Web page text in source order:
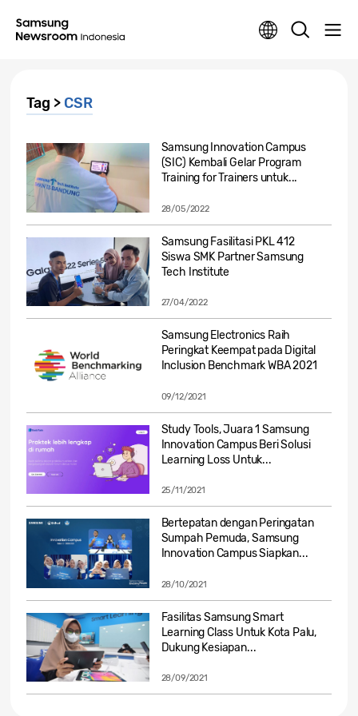
Tag > CSR
Samsung Innovation Campus
(SIC) Kembali Gelar Program
Training for Trainers untuk...
28/05/2022
Samsung Fasilitasi PKL 412
Siswa SMK Partner Samsung
Tech Institute
27/04/2022
Samsung Electronics Raih
Peringkat Keempat pada Digital
Inclusion Benchmark WBA 2021
09/12/2021
Study Tools, Juara 1 Samsung
Innovation Campus Beri Solusi
Learning Loss Untuk...
25/11/2021
Bertepatan dengan Peringatan
Sumpah Pemuda, Samsung
Innovation Campus Siapkan...
28/10/2021
Fasilitas Samsung Smart
Learning Class Untuk Kota Palu,
Dukung Kesiapan...
28/09/2021